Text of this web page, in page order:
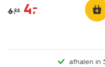
6.99 4.
–
afhalen in